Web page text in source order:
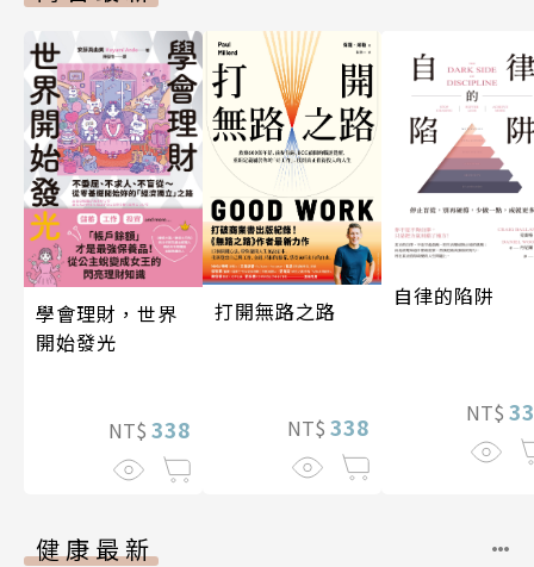
學會理財，世界
開始發光
NT$ 338
打開無路之路
NT$ 338
自律的陷阱
NT$
健康最新